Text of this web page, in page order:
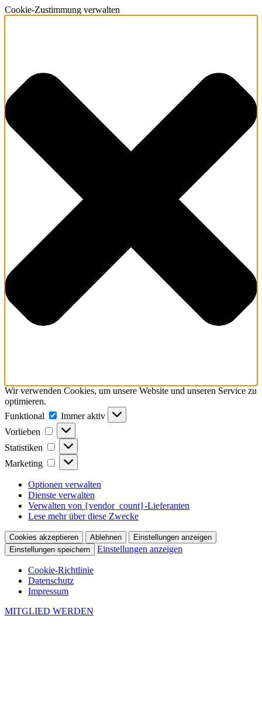
Cookie-Zustimmung verwalten
Wir verwenden Cookies, um unsere Website und unseren Service zu
optimieren.
Funktional
Funktional
Immer aktiv
Vorlieben
Vorlieben
Statistiken Statistiken
Marketing Marketing
Optionen verwalten
Dienste verwalten
Verwalten von {vendor_count}-Lieferanten
Lese mehr über diese Zwecke
Cookies akzeptieren Ablehnen
Einstellungen anzeigen
Einstellungen speichern
Einstellungen anzeigen
Cookie-Richtlinie
Datenschutz
Impressum
MITGLIED WERDEN